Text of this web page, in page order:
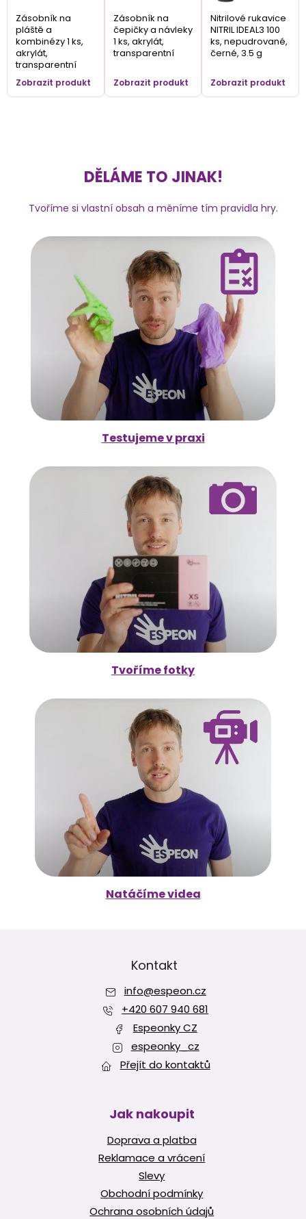
Zásobník na
pláště a
kombinézy 1 ks,
akrylát,
transparentní
Zobrazit produkt
Zásobník na
čepičky a návleky
1 ks, akrylát,
transparentní
Zobrazit produkt
Nitrilové rukavice
NITRIL IDEAL3 100
ks, nepudrované,
černé, 3.5 g
Zobrazit produkt
DĚLÁME TO JINAK!
Tvoříme si vlastní obsah a měníme tím pravidla hry.
Testujeme v praxi
Tvoříme fotky
Natáčíme videa
Kontakt
info@espeon.cz
+420 607 940 681
Espeonky CZ
espeonky_cz
Přejít do kontaktů
Jak nakoupit
Doprava a platba
Reklamace a vrácení
Slevy
Obchodní podmínky
Ochrana osobních údajů